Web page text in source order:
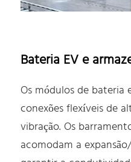
Bateria EV e
Os módulos de bateria
conexões flexíveis de
vibração. Os
acomodam a